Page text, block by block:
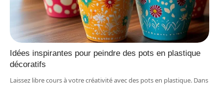
Idées inspirantes pour peindre des pots en plastique
décoratifs
Laissez libre cours à votre créativité avec des pots en plastique. Dans